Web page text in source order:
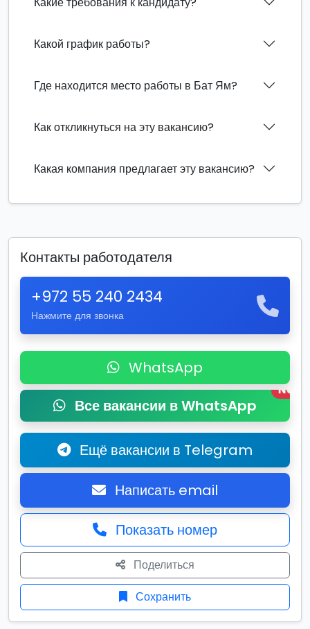
Какой график работы?
Где находится место работы в Бат Ям?
Как откликнуться на эту вакансию?
Какая компания предлагает эту вакансию?
Контакты работодателя
+972 55 240 2434
Нажмите для звонка
WhatsApp
Все вакансии в WhatsApp
New
Ещё вакансии в Telegram
Написать email
Показать номер
Поделиться
Сохранить